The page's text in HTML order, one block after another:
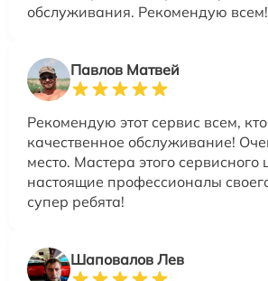
обслуживания. Рекомендую всем!
Павлов Матвей
Рекомендую этот сервис всем,
качественное обслуживание!
место. Мастера этого сервисного
настоящие профессионалы
супер ребята!
Шаповалов Лев